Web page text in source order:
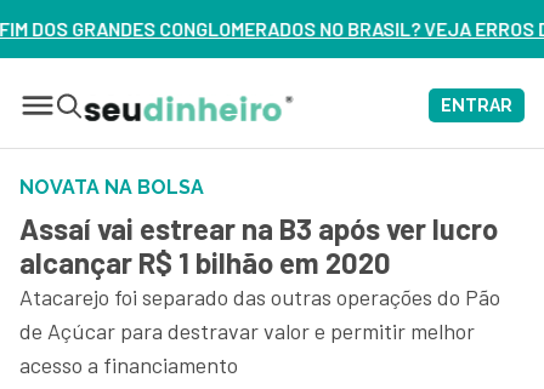
NO BRASIL? VEJA ERROS DE 3 DELES – ASSISTA AGORA
ENTRAR
NOVATA NA BOLSA
Assaí vai estrear na B3 após ver lucro
alcançar R$ 1 bilhão em 2020
Atacarejo foi separado das outras operações do Pão
de Açúcar para destravar valor e permitir melhor
acesso a financiamento